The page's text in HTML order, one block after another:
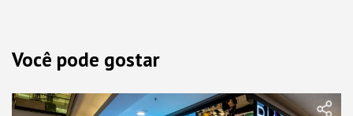
Você pode gostar